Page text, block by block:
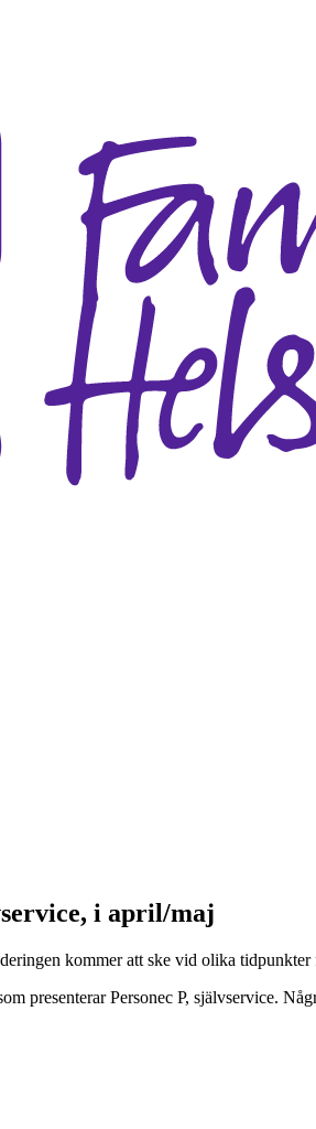
i april/maj
kommer att ske vid olika
presenterar Personec P, självservice.